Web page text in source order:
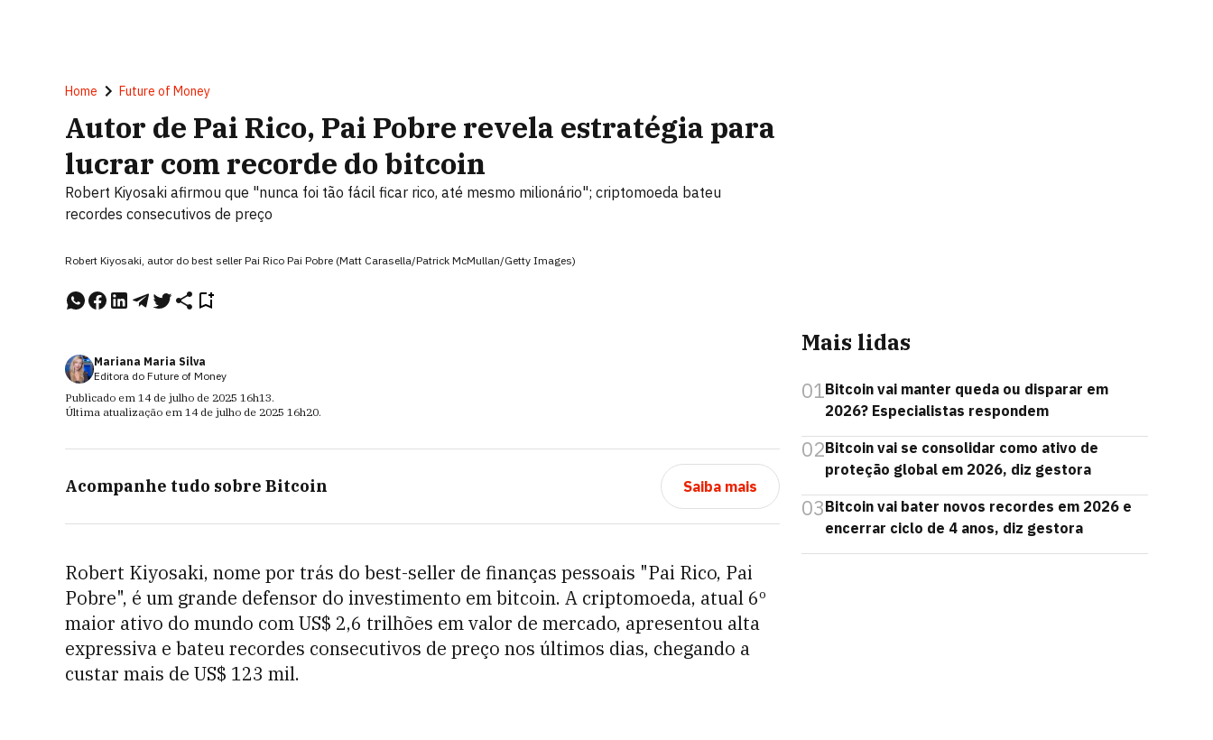
Home Future of Money
Autor de Pai Rico, Pai Pobre revela estratégia para
lucrar com recorde do bitcoin
Robert Kiyosaki afirmou que "nunca foi tão fácil ficar rico, até mesmo milionário"; criptomoeda bateu
recordes consecutivos de preço
Robert Kiyosaki, autor do best seller Pai Rico Pai Pobre (Matt Carasella/Patrick McMullan/Getty Images)
Mariana Maria Silva
Editora do Future of Money
Publicado em 14 de julho de 2025 16h13.
Última atualização em 14 de julho de 2025 16h20.
Acompanhe tudo sobre Bitcoin Saiba mais
Robert Kiyosaki, nome por trás do best-seller de finanças pessoais "Pai Rico, Pai
Pobre", é um grande defensor do investimento em bitcoin. A criptomoeda, atual 6º
maior ativo do mundo com US$ 2,6 trilhões em valor de mercado, apresentou alta
expressiva e bateu recordes consecutivos de preço nos últimos dias, chegando a
custar mais de US$ 123 mil.
Mais lidas
01Bitcoin vai manter queda ou disparar em
2026? Especialistas respondem
02Bitcoin vai se consolidar como ativo de
proteção global em 2026, diz gestora
03Bitcoin vai bater novos recordes em 2026 e
encerrar ciclo de 4 anos, diz gestora